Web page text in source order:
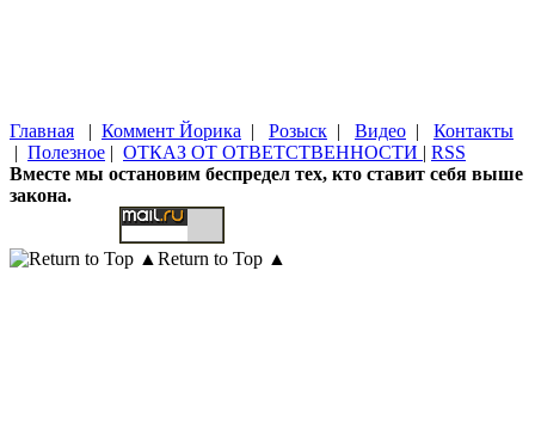
Главная | Коммент Йорика | Розыск | Видео | Контакты
| Полезное | ОТКАЗ ОТ ОТВЕТСТВЕННОСТИ | RSS
Вместе мы остановим беспредел тех, кто ставит себя выше
закона.
Return to Top ▲